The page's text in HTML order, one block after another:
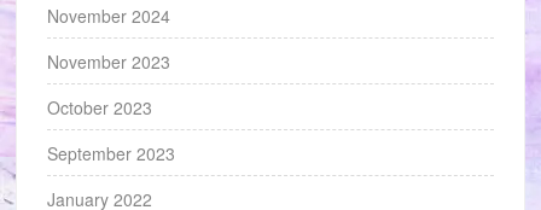
November 2024
November 2023
October 2023
September 2023
January 2022